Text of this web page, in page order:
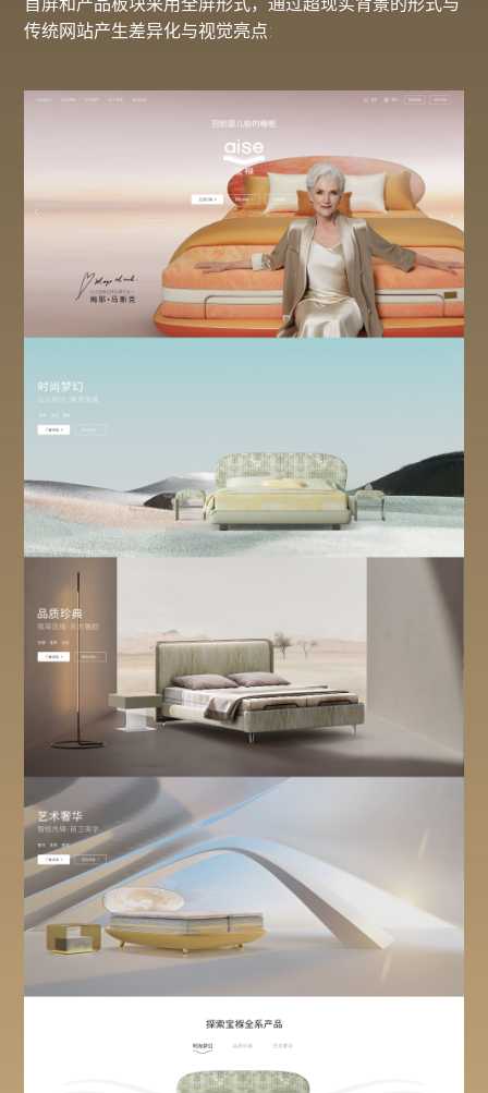
首屏和产品板块采用全屏形式，通过超现实背景的形式与
传统网站产生差异化与视觉亮点: